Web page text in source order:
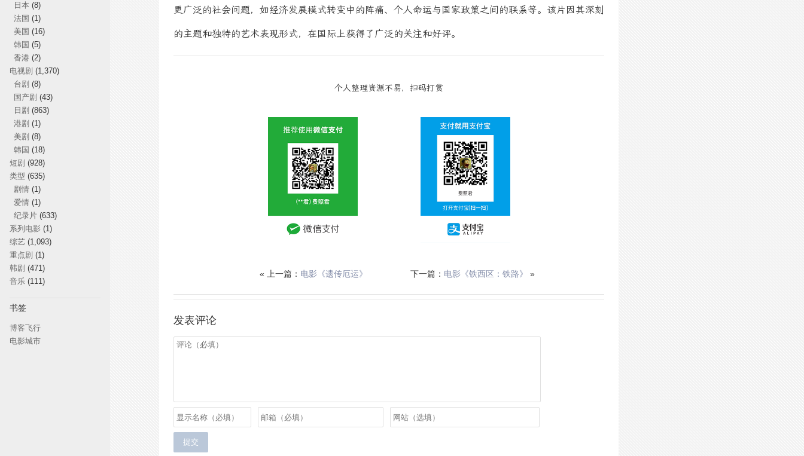
更广泛的社会问题，如经济发展模式转变中的阵痛、个人命运与国家政策之间的联系等。该片因其深刻
的主题和独特的艺术表现形式，在国际上获得了广泛的关注和好评。
个人整理资源不易，扫码打赏
« 上一篇： 电影《遗传厄运》 下一篇： 电影《铁西区：铁路》 »
发表评论
日本 (8)
法国 (1)
美国 (16)
韩国 (5)
香港 (2)
电视剧 (1,370)
台剧 (8)
国产剧 (43)
日剧 (863)
港剧 (1)
美剧 (8)
韩国 (18)
短剧 (928)
类型 (635)
剧情(1)
爱情(1)
纪录片(633)
系列电影 (1)
综艺 (1,093)
重点剧 (1)
韩剧 (471)
音乐 (111)
书签
博客飞行
电影城市